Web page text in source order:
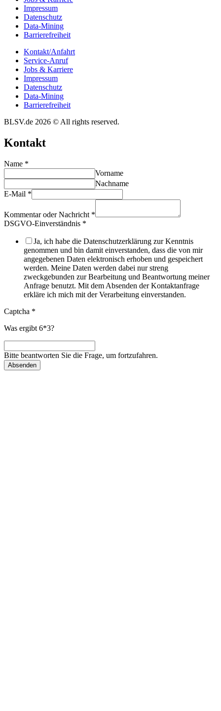
Impres­sum
Daten­schutz
Data-Mining
Barrie­re­frei­heit
Kontakt/​​Anfahrt
Service-Anruf
Jobs & Karriere
Impres­sum
Daten­schutz
Data-Mining
Barrie­re­frei­heit
BLSV.de 2026 © All rights reserved.
Kontakt
Name *
Vorname
Nachname
E-Mail *
Kommentar oder Nachricht *
DSGVO-Einverständnis *
Ja, ich habe die Datenschutzerklärung zur Kenntnis
genommen und bin damit einverstanden, dass die von mir
angegebenen Daten elektronisch erhoben und gespeichert
werden. Meine Daten werden dabei nur streng
zweckgebunden zur Bearbeitung und Beantwortung meiner
Anfrage benutzt. Mit dem Absenden der Kontaktanfrage
erkläre ich mich mit der Verarbeitung einverstanden.
Captcha *
Was ergibt 6*3?
Bitte beantworten Sie die Frage, um fortzufahren.
Absenden